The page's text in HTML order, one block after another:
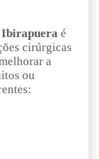
Ibirapuera é
cirúrgicas
a
ou